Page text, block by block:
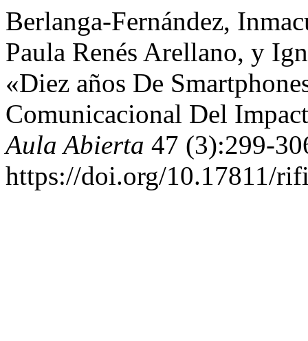
Berlanga-Fernández,
Paula Renés Arellano, y
«Diez años De
Comunicacional Del
Aula Abierta 47 (3):299-
https://doi.org/10.17811/